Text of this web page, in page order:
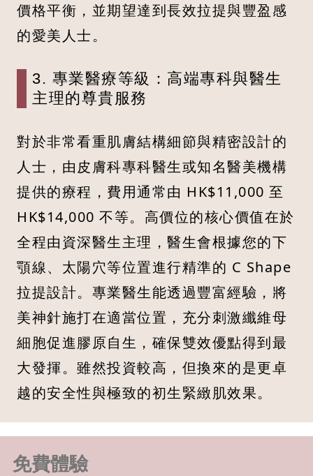
價格平衡，並期望達到長效拉提與豐盈感
的愛美人士。
3. 專業醫療等級：高端專科與醫生
主理的尊貴服務
對於非常看重肌膚結構細節與精密設計的
人士，由皮膚科專科醫生或知名醫美機構
提供的療程，費用通常由 HK$11,000 至
HK$14,000 不等。高價位的核心價值在於
全程由資深醫生主理，醫生會根據您的下
顎線、太陽穴等位置進行精準的 C Shape
拉提設計。專業醫生能透過豐富經驗，將
美神針施打在適當位置，充分刺激纖維母
細胞促進膠原自生，確保雙效優點得到最
大發揮。雖然投資較高，但換來的是更卓
越的安全性與極致的初生緊緻肌效果。
免費體驗